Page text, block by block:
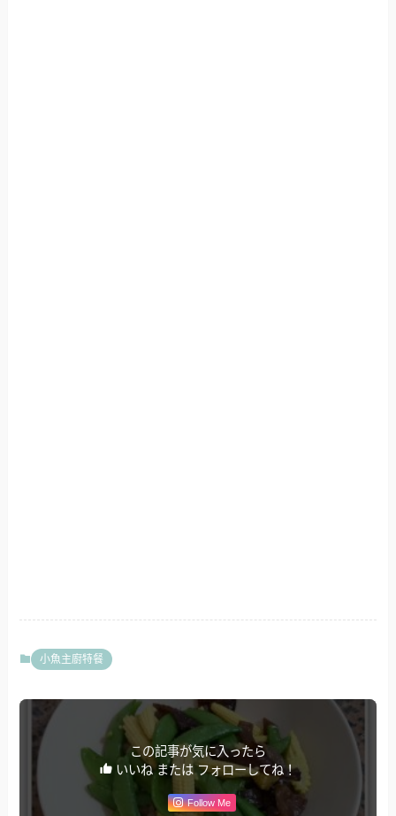
小魚主廚特餐
この記事が気に入ったら
いいね または フォローしてね！
Follow Me